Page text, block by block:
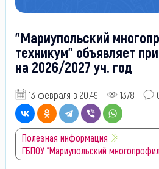
"Мариупольский
техникум" объявляет
на 2026/2027 уч. год
13 февраля в 20:49 1378
Полезная информация
ГБПОУ "Мариупольский